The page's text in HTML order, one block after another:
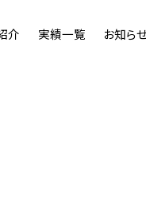
介 実績一覧 お知ら